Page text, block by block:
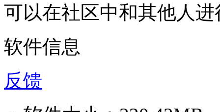
可以在社区中和其他人
软件信息
反馈